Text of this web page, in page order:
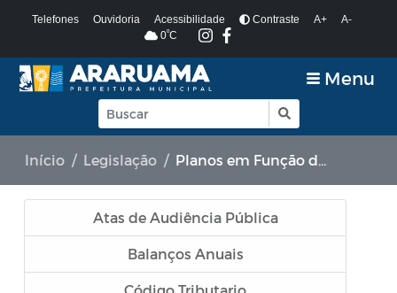
Telefones Ouvidoria Acessibilidade Contraste A+
A-
0ºC
Menu
Início Legislação Planos em Função da COVID-19
Atas de Audiência Pública
Balanços Anuais